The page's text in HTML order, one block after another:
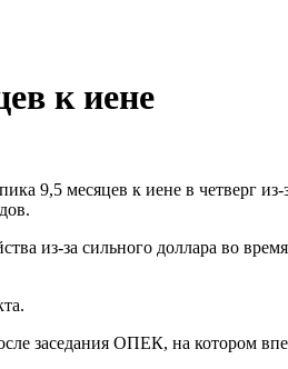
к иене
9,5 месяцев к иене в четверг
из-за сильного доллара во
заседания ОПЕК, на котором